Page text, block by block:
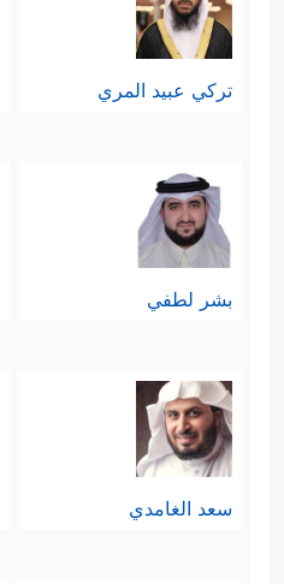
تركي عبيد المري
بشر لطفي
سعد الغامدي